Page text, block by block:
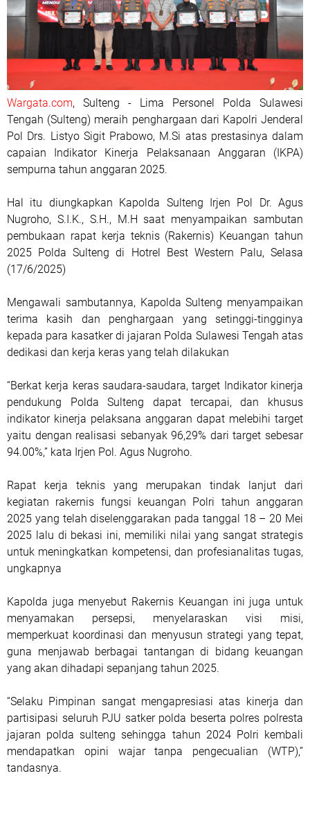
Wargata.com, Sulteng - Lima Personel Polda Sulawesi
Tengah (Sulteng) meraih penghargaan dari Kapolri Jenderal
Pol Drs. Listyo Sigit Prabowo, M.Si atas prestasinya dalam
capaian Indikator Kinerja Pelaksanaan Anggaran (IKPA)
sempurna tahun anggaran 2025.
Hal itu diungkapkan Kapolda Sulteng Irjen Pol Dr. Agus
Nugroho, S.I.K., S.H., M.H saat menyampaikan sambutan
pembukaan rapat kerja teknis (Rakernis) Keuangan tahun
2025 Polda Sulteng di Hotrel Best Western Palu, Selasa
(17/6/2025)
Mengawali sambutannya, Kapolda Sulteng menyampaikan
terima kasih dan penghargaan yang setinggi-tingginya
kepada para kasatker di jajaran Polda Sulawesi Tengah atas
dedikasi dan kerja keras yang telah dilakukan
“Berkat kerja keras saudara-saudara, target Indikator kinerja
pendukung Polda Sulteng dapat tercapai, dan khusus
indikator kinerja pelaksana anggaran dapat melebihi target
yaitu dengan realisasi sebanyak 96,29% dari target sebesar
94.00%,” kata Irjen Pol. Agus Nugroho.
Rapat kerja teknis yang merupakan tindak lanjut dari
kegiatan rakernis fungsi keuangan Polri tahun anggaran
2025 yang telah diselenggarakan pada tanggal 18 – 20 Mei
2025 lalu di bekasi ini, memiliki nilai yang sangat strategis
untuk meningkatkan kompetensi, dan profesianalitas tugas,
ungkapnya
Kapolda juga menyebut Rakernis Keuangan ini juga untuk
menyamakan persepsi, menyelaraskan visi misi,
memperkuat koordinasi dan menyusun strategi yang tepat,
guna menjawab berbagai tantangan di bidang keuangan
yang akan dihadapi sepanjang tahun 2025.
“Selaku Pimpinan sangat mengapresiasi atas kinerja dan
partisipasi seluruh PJU satker polda beserta polres polresta
jajaran polda sulteng sehingga tahun 2024 Polri kembali
mendapatkan opini wajar tanpa pengecualian (WTP),”
tandasnya.